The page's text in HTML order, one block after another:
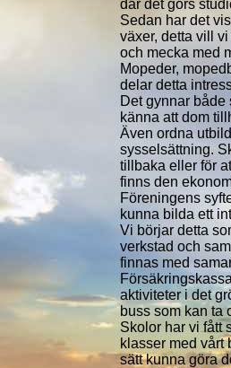
där det görs
Sedan har det
växer, detta vill
och mecka med
Mopeder,
delar detta
Det gynnar
känna att dom
Även ordna
sysselsättning.
tillbaka eller för
finns den
Föreningens
kunna bilda ett
Vi börjar detta
verkstad och
finnas med
aktiviteter i det
buss som kan ta
Skolor har vi fått
klasser med vårt
sätt kunna göra